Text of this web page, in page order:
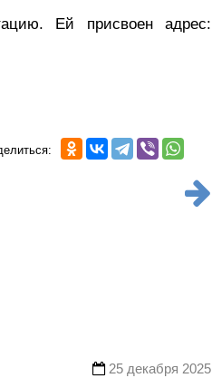
Ей присвоен адрес:
25 декабря 2025